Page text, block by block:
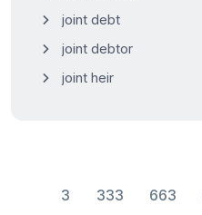
joint debt
joint debtor
joint heir
3 333 663